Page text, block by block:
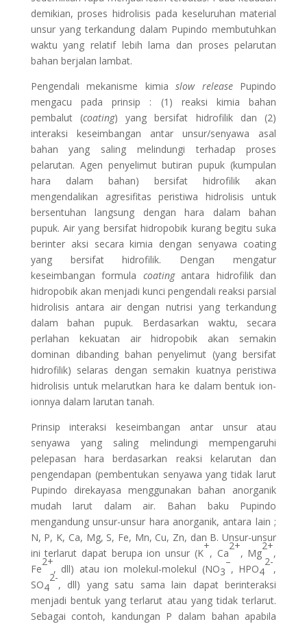
demikian, proses hidrolisis pada keseluruhan material
unsur yang terkandung dalam Pupindo membutuhkan
waktu yang relatif lebih lama dan proses pelarutan
bahan berjalan lambat.
Pengendali mekanisme kimiaslow releasePupindo
mengacu pada prinsip : (1) reaksi kimia bahan
pembalut (coating) yang bersifat hidrofilik dan (2)
interaksi keseimbangan antar unsur/senyawa asal
bahan yang saling melindungi terhadap proses
pelarutan. Agen penyelimut butiran pupuk (kumpulan
hara dalam bahan) bersifat hidrofilik akan
mengendalikan agresifitas peristiwa hidrolisis untuk
bersentuhan langsung dengan hara dalam bahan
pupuk. Air yang bersifat hidropobik kurang begitu suka
berinter aksi secara kimia dengan senyawa coating
yang bersifat hidrofilik. Dengan mengatur
keseimbangan formula coatingantara hidrofilik dan
hidropobik akan menjadi kunci pengendali reaksi parsial
hidrolisis antara air dengan nutrisi yang terkandung
dalam bahan pupuk. Berdasarkan waktu, secara
perlahan kekuatan air hidropobik akan semakin
dominan dibanding bahan penyelimut (yang bersifat
hidrofilik) selaras dengan semakin kuatnya peristiwa
hidrolisis untuk melarutkan hara ke dalam bentuk ion-
ionnya dalam larutan tanah.
Prinsip interaksi keseimbangan antar unsur atau
senyawa yang saling melindungi mempengaruhi
pelepasan hara berdasarkan reaksi kelarutan dan
pengendapan (pembentukan senyawa yang tidak larut
Pupindo direkayasa menggunakan bahan anorganik
mudah larut dalam air. Bahan baku Pupindo
mengandung unsur-unsur hara anorganik, antara lain ;
N, P, K, Ca, Mg, S, Fe, Mn, Cu, Zn, dan B. Unsur-unsur
ini terlarut dapat berupa ion unsur (K
+
, Ca
2+
, Mg
2+
,
Fe
2+
, dll) atau ion molekul-molekul (NO3
–
, HPO4
2-
,
SO4
2-
, dll) yang satu sama lain dapat berinteraksi
menjadi bentuk yang terlarut atau yang tidak terlarut.
Sebagai contoh, kandungan P dalam bahan apabila